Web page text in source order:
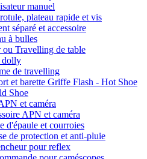
manuel
plateau rapide et vis
séparé et accessoire
à bulles
ou Travelling de table
dolly
de travelling
et barette Griffe Flash - Hot Shoe
Shoe
et caméra
APN et caméra
d'épaule et courroies
de protection et anti-pluie
pour reflex